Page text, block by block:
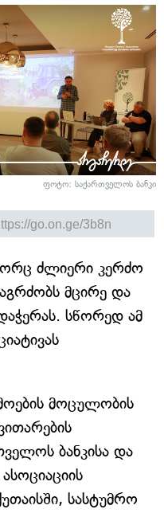
ფოტო: საქართველოს ბანკი
ძლიერი კერძო
მცირე და
სწორედ ამ
მოცულობის
ბანკისა და
სასტუმრო